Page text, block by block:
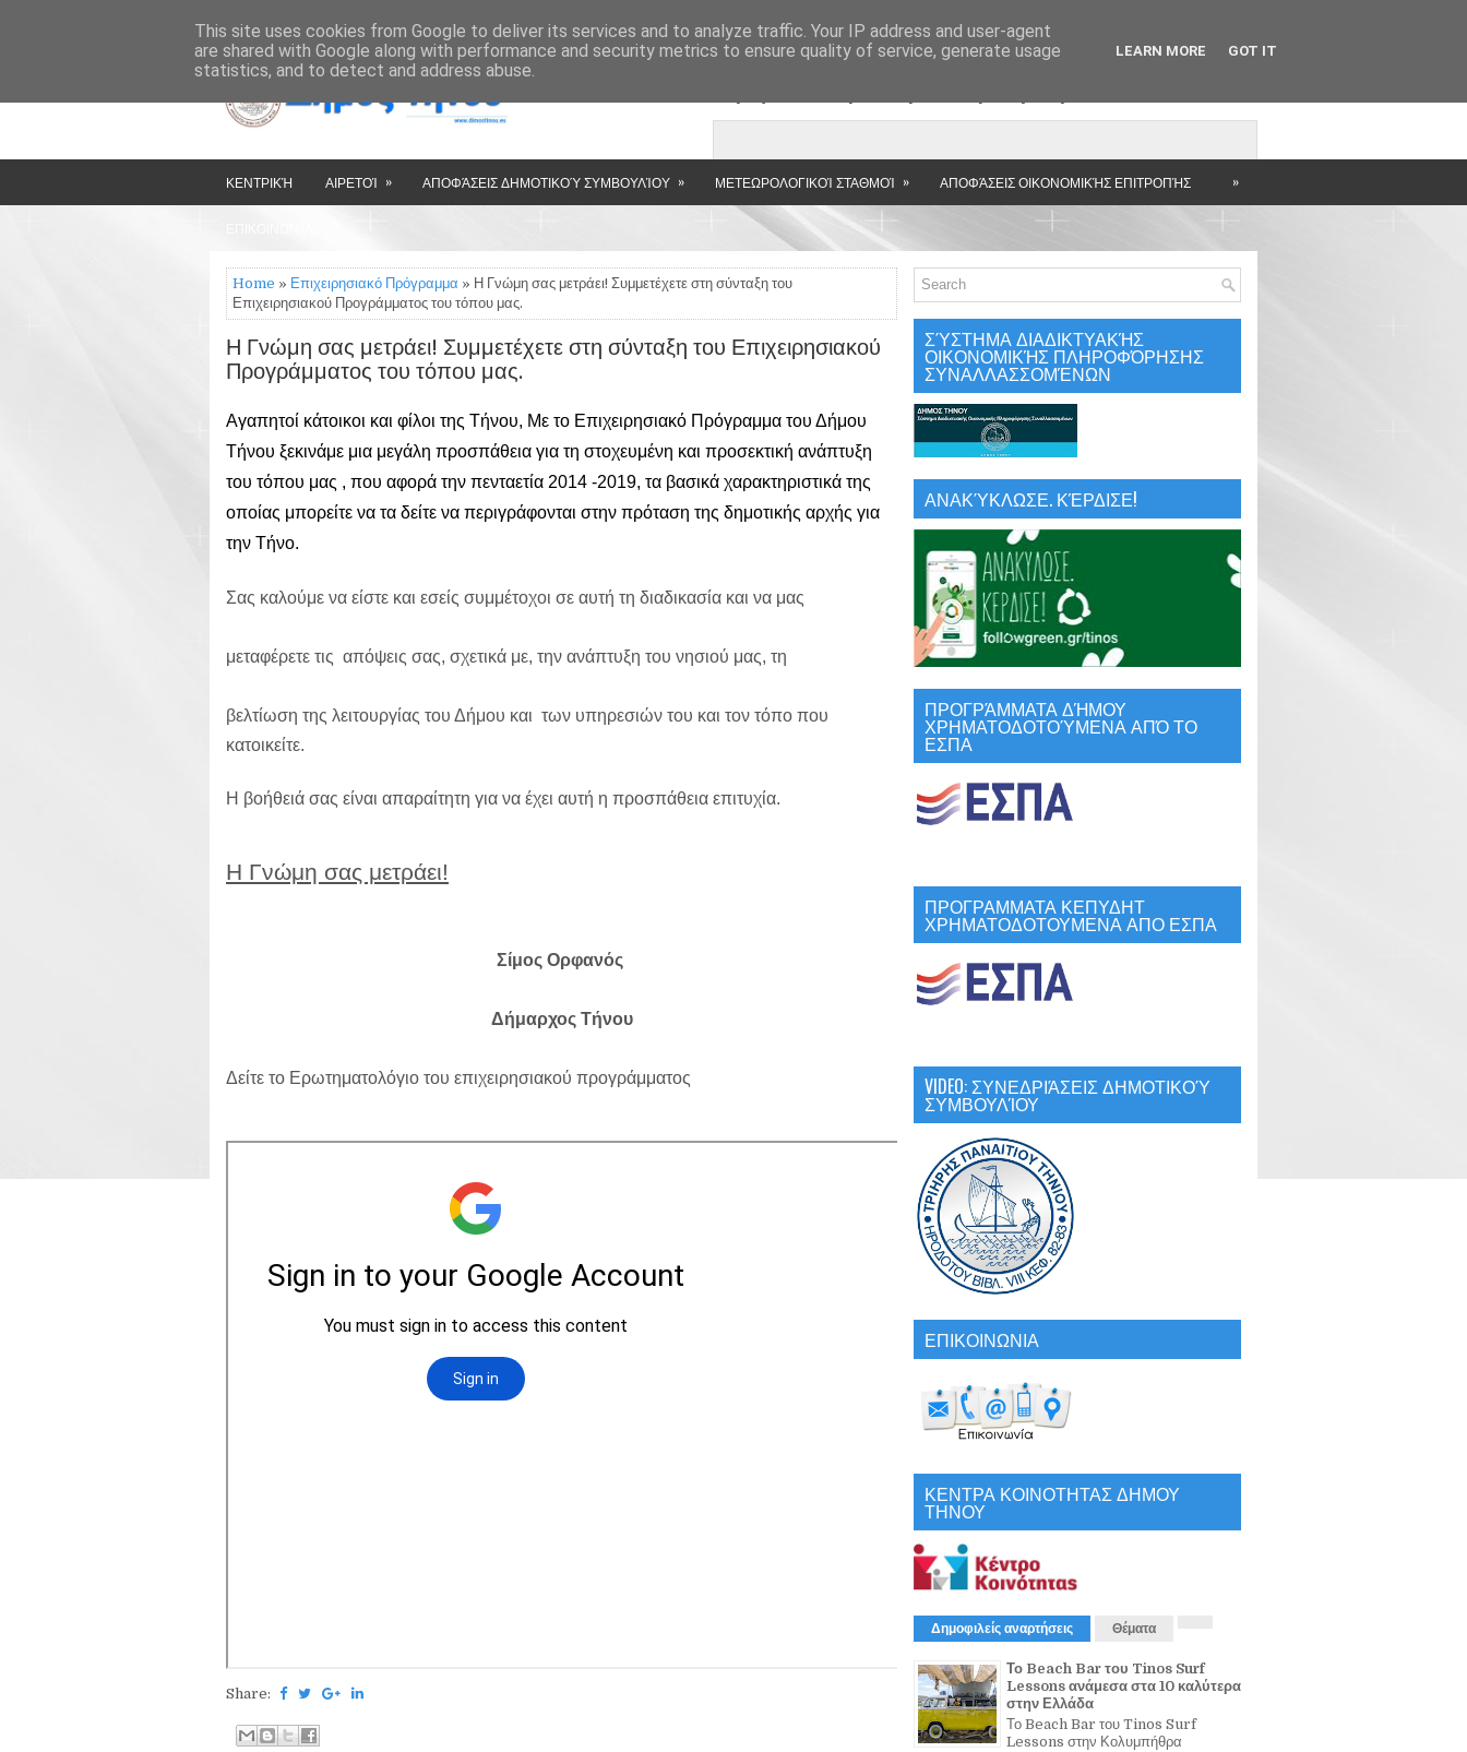
HOME ΔΉΜΟΣ ΤΉΝΟΥ » » »
ΚΕΝΤΡΙΚΉ ΑΙΡΕΤΟΊ » ΑΠΟΦΆΣΕΙΣ ΔΗΜΟΤΙΚΟΎ ΣΥΜΒΟΥΛΊΟΥ » ΜΕΤΕΩΡΟΛΟΓΙΚΟΊ ΣΤΑΘΜΟΊ » ΑΠΟΦΆΣΕΙΣ ΟΙΚΟΝΟΜΙΚΉΣ ΕΠΙΤΡΟΠΉΣ »
Home » Επιχειρησιακό Πρόγραμμα » Η Γνώμη σας μετράει! Συμμετέχετε στη σύνταξη του
Επιχειρησιακού Προγράμματος του τόπου μας.
Η Γνώμη σας μετράει! Συμμετέχετε στη σύνταξη του Επιχειρησιακού
Προγράμματος του τόπου μας.
Αγαπητοί κάτοικοι και φίλοι της Τήνου, Με το Επιχειρησιακό Πρόγραμμα του Δήμου
Τήνου ξεκινάμε μια μεγάλη προσπάθεια για τη στοχευμένη και προσεκτική ανάπτυξη
του τόπου μας , που αφορά την πενταετία 2014 -2019, τα βασικά χαρακτηριστικά της
οποίας μπορείτε να τα δείτε να περιγράφονται στην πρόταση της δημοτικής αρχής για
την Τήνο.
Σας καλούμε να είστε και εσείς συμμέτοχοι σε αυτή τη διαδικασία και να μας
μεταφέρετε τις απόψεις σας, σχετικά με, την ανάπτυξη του νησιού μας, τη
βελτίωση της λειτουργίας του Δήμου και των υπηρεσιών του και τον τόπο που
κατοικείτε.
Η βοήθειά σας είναι απαραίτητη για να έχει αυτή η προσπάθεια επιτυχία.
Η Γνώμη σας μετράει!
Σίμος Ορφανός
Δήμαρχος Τήνου
Δείτε το Ερωτηματολόγιο του επιχειρησιακού προγράμματος
Share:
ΣΎΣΤΗΜΑ ΔΙΑΔΙΚΤΥΑΚΉΣ
ΟΙΚΟΝΟΜΙΚΉΣ ΠΛΗΡΟΦΌΡΗΣΗΣ
ΣΥΝΑΛΛΑΣΣΟΜΈΝΩΝ
ΑΝΑΚΎΚΛΩΣΕ. ΚΈΡΔΙΣΕ!
ΠΡΟΓΡΆΜΜΑΤΑ ΔΉΜΟΥ
ΧΡΗΜΑΤΟΔΟΤΟΎΜΕΝΑ ΑΠΌ ΤΟ
ΕΣΠΑ
ΠΡΟΓΡΑΜΜΑΤΑ ΚΕΠΥΔΗΤ
ΧΡΗΜΑΤΟΔΟΤΟΥΜΕΝΑ ΑΠΟ ΕΣΠΑ
VIDEO: ΣΥΝΕΔΡΙΆΣΕΙΣ ΔΗΜΟΤΙΚΟΎ
ΣΥΜΒΟΥΛΊΟΥ
ΕΠΙΚΟΙΝΩΝΙΑ
ΚΕΝΤΡΑ ΚΟΙΝΟΤΗΤΑΣ ΔΗΜΟΥ
ΤΗΝΟΥ
Δημοφιλείς αναρτήσεις Θέματα
Το Beach Bar του Tinos Surf
Lessons ανάμεσα στα 10 καλύτερα
στην Ελλάδα
Το Beach Bar του Tinos Surf
Lessons στην Κολυμπήθρα
This site uses cookies from Google to deliver its services and to analyze traffic. Your IP address and user-agent
are shared with Google along with performance and security metrics to ensure quality of service, generate usage
statistics, and to detect and address abuse.
LEARN MORE GOT IT